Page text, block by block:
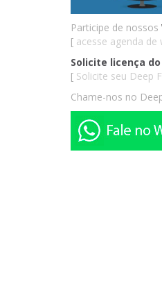
Participe de nossos
[ acesse agenda de
Solicite licença
[ Solicite seu Deep
Chame-nos no